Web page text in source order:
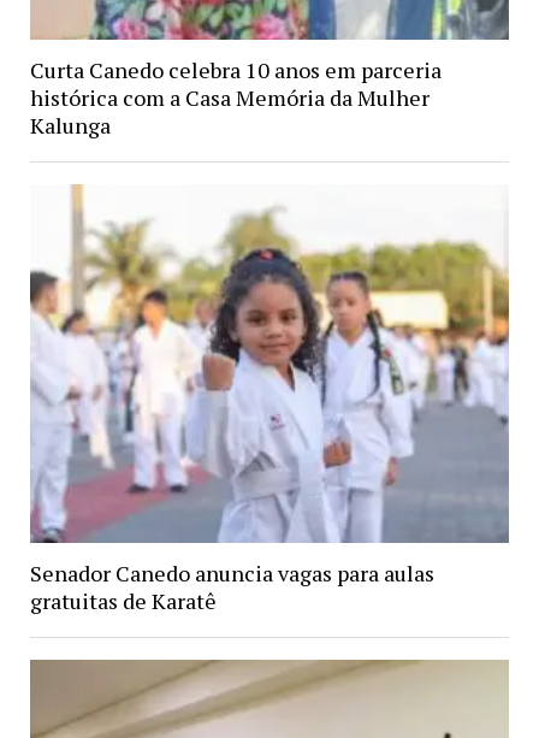
Curta Canedo celebra 10 anos em parceria
histórica com a Casa Memória da Mulher
Kalunga
Senador Canedo anuncia vagas para aulas
gratuitas de Karatê